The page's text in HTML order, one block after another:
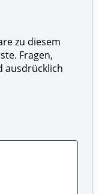
zu diesem
Fragen,
ausdrücklich